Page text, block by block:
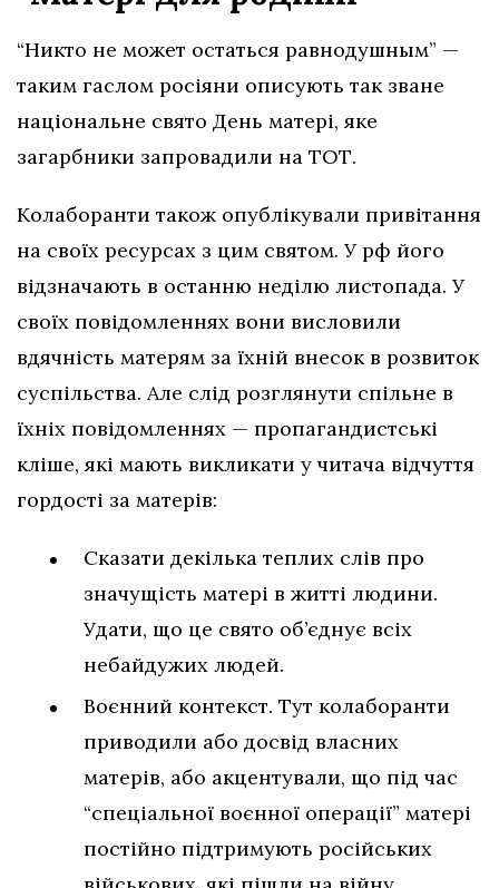
“Никто не может остаться равнодушным” —
таким гаслом росіяни описують так зване
національне свято День матері, яке
загарбники запровадили на ТОТ.
Колаборанти також опублікували привітання
на своїх ресурсах з цим святом. У рф його
відзначають в останню неділю листопада. У
своїх повідомленнях вони висловили
вдячність матерям за їхній внесок в розвиток
суспільства. Але слід розглянути спільне в
їхніх повідомленнях — пропагандистські
кліше, які мають викликати у читача відчуття
гордості за матерів:
Сказати декілька теплих слів про
значущість матері в житті людини.
Удати, що це свято об’єднує всіх
небайдужих людей.
Воєнний контекст. Тут колаборанти
приводили або досвід власних
матерів, або акцентували, що під час
“спеціальної воєнної операції” матері
постійно підтримують російських